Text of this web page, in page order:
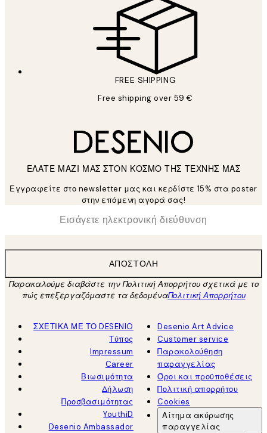
FREE SHIPPING
Free shipping over 59 €
ΕΛΑΤΕ ΜΑΖΙ ΜΑΣ ΣΤΟΝ ΚΟΣΜΟ ΤΗΣ ΤΕΧΝΗΣ ΜΑΣ
Εγγραφείτε στο newsletter μας και κερδίστε 15% στα poster
στην επόμενη αγορά σας!
Ηλεκτρονική Διεύθυνση
ΑΠΟΣΤΟΛΉ
Παρακαλούμε διαβάστε την Πολιτική Απορρήτου σχετικά με το
πώς επεξεργαζόμαστε τα δεδομέναΠολιτική Απορρήτου
ΣΧΕΤΙΚΑ ΜΕ ΤΟ DESENIO
Τύπος
Impressum
Career
Βιωσιμότητα
Δήλωση
Προσβασιμότητας
YouthiD
Desenio Ambassador
Desenio Art Advice
Customer service
Παρακολούθηση
παραγγελίας
Όροι και προϋποθέσεις
Πολιτική απορρήτου
Cookies
Αίτημα ακύρωσης
παραγγελίας